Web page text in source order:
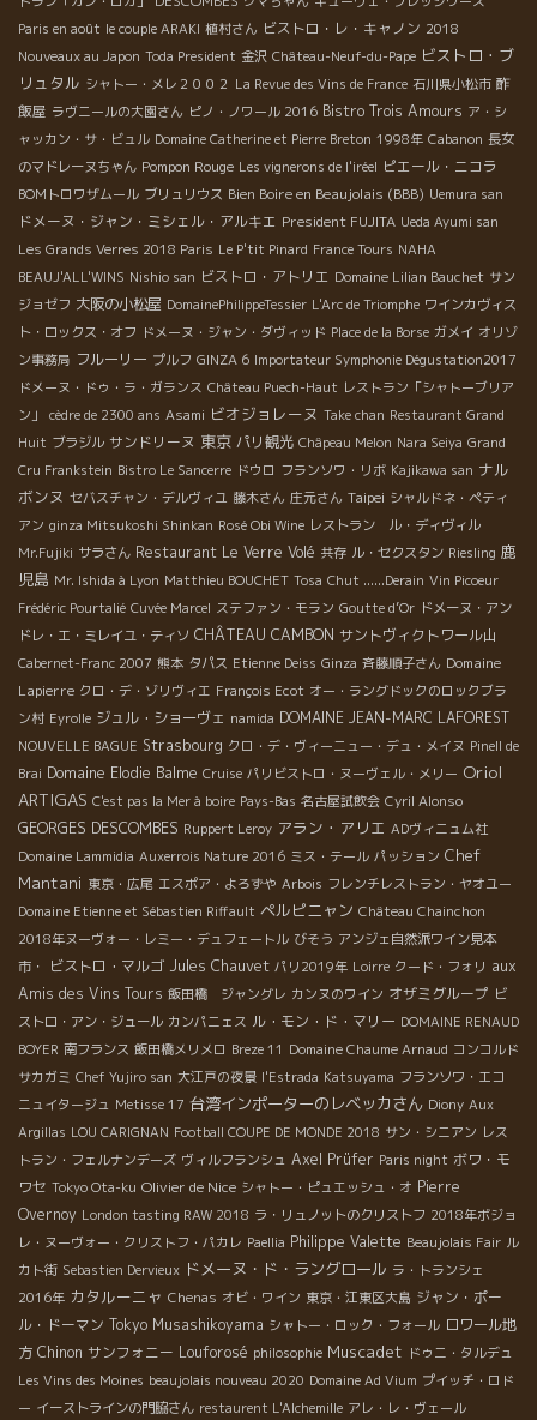
Paris en août le couple ARAKI 植村さん ビストロ・レ・キャノン 2018
Nouveaux au Japon Toda President 金沢 Château-Neuf-du-Pape ビストロ・ブ
リュタル シャトー・メレ２００２ La Revue des Vins de France 石川県小松市 酢
飯屋 ラヴニールの大園さん ピノ・ノワール 2016 Bistro Trois Amours ア・シ
ャッカン・サ・ビュル Domaine Catherine et Pierre Breton 1998年 Cabanon 長女
のマドレーヌちゃん Pompon Rouge Les vignerons de l'iréel ピエール・ニコラ
BOMトロワザムール ブリュリウス Bien Boire en Beaujolais (BBB) Uemura san
ドメーヌ・ジャン・ミシェル・アルキエ President FUJITA Ueda Ayumi san
Les Grands Verres 2018 Paris Le P'tit Pinard France Tours NAHA
BEAUJ'ALL'WINS Nishio san ビストロ・アトリエ Domaine Lilian Bauchet サン
ジョゼフ 大阪の小松屋 DomainePhilippeTessier L'Arc de Triomphe ワインカヴィス
ト・ロックス・オフ ドメーヌ・ジャン・ダヴィッド Place de la Borse ガメイ オリゾ
ン事務局 フルーリー プルフ GINZA 6 Importateur Symphonie Dégustation2017
ドメーヌ・ドゥ・ラ・ガランス Château Puech-Haut レストラン「シャトーブリア
ン」
cèdre de 2300 ans Asami ビオジョレーヌ Take chan Restaurant Grand
Huit ブラジル サンドリーヌ 東京 パリ観光 Châpeau Melon Nara Seiya Grand
Cru Frankstein Bistro Le Sancerre ドウロ フランソワ・リボ Kajikawa san ナル
ボンヌ セバスチャン・デルヴィユ 藤木さん 庄元さん Taipei シャルドネ・ペティ
アン ginza Mitsukoshi Shinkan Rosé Obi Wine レストラン ル・ディヴィル
Mr.Fujiki サラさん Restaurant Le Verre Volé 共存 ル・セクスタン Riesling 鹿
児島 Mr. Ishida à Lyon Matthieu BOUCHET Tosa Chut ......Derain Vin Picoeur
Frédéric Pourtalié Cuvée Marcel ステファン・モラン Goutte d’Or ドメーヌ・アン
ドレ・エ・ミレイユ・ティソ CHÂTEAU CAMBON サントヴィクトワール山
Cabernet-Franc 2007 熊本 タパス Etienne Deiss Ginza 斉藤順子さん Domaine
Lapierre クロ・デ・ゾリヴィエ François Ecot オー・ラングドックのロックブラ
ン村 Eyrolle ジュル・ショーヴェ namida DOMAINE JEAN-MARC LAFOREST
NOUVELLE BAGUE Strasbourg クロ・デ・ヴィーニュー・デュ・メイヌ Pinell de
Brai Domaine Elodie Balme Cruise パリビストロ・ヌーヴェル・メリー Oriol
ARTIGAS C'est pas la Mer à boire Pays-Bas 名古屋試飲会 Cyril Alonso
GEORGES DESCOMBES Ruppert Leroy アラン・アリエ ADヴィニュム社
Domaine Lammidia Auxerrois Nature 2016 ミス・テール パッション Chef
Mantani 東京・広尾 エスポア・よろずや Arbois フレンチレストラン・ヤオユー
Domaine Etienne et Sébastien Riffault ペルピニャン Château Chainchon
2018年ヌーヴォー・レミー・デュフェートル びそう アンジェ自然派ワイン見本
市・
ビストロ・マルゴ Jules Chauvet パリ2019年 Loirre クード・フォリ aux
Amis des Vins Tours 飯田橋 ジャングレ カンヌのワイン オザミグループ ビ
ストロ・アン・ジュール カンパニェス ル・モン・ド・マリー DOMAINE RENAUD
BOYER 南フランス 飯田橋メリメロ Breze 11 Domaine Chaume Arnaud コンコルド
サカガミ Chef Yujiro san 大江戸の夜景 l'Estrada Katsuyama フランソワ・エコ
ニュイタージュ Metisse 17 台湾インポーターのレベッカさん Diony Aux
Argillas LOU CARIGNAN Football COUPE DE MONDE 2018 サン・シニアン レス
トラン・フェルナンデーズ ヴィルフランシュ Axel Prüfer Paris night ボワ・モ
ワセ Tokyo Ota-ku Olivier de Nice シャトー・ピュエッシュ・オ Pierre
Overnoy London tasting RAW 2018 ラ・リュノットのクリストフ 2018年ボジョ
レ・ヌーヴォー・クリストフ・パカレ Paellia Philippe Valette Beaujolais Fair ル
カト街 Sebastien Dervieux ドメーヌ・ド・ラングロール ラ・トランシェ
2016年 カタルーニャ Chenas オビ・ワイン 東京・江東区大島 ジャン・ポー
ル・ドーマン Tokyo Musashikoyama シャトー・ロック・フォール ロワール地
方 Chinon サンフォニー Louforosé philosophie Muscadet ドゥニ・タルデュ
Les Vins des Moines beaujolais nouveau 2020 Domaine Ad Vium プイッチ・ロド
ー イーストラインの門脇さん restaurent L'Alchemille アレ・レ・ヴェール